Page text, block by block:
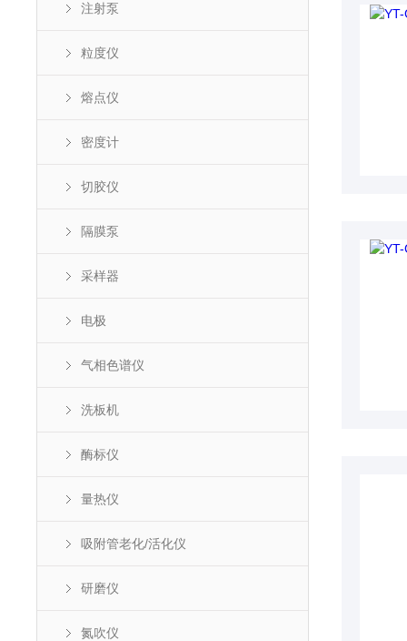
注射泵
粒度仪
熔点仪
密度计
切胶仪
隔膜泵
采样器
电极
气相色谱仪
洗板机
酶标仪
量热仪
吸附管老化/活化仪
研磨仪
氮吹仪